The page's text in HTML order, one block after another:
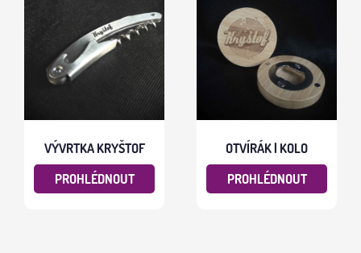
VÝVRTKA KRYŠTOF
PROHLÉDNOUT
OTVÍRÁK | KOLO
PROHLÉDNOUT